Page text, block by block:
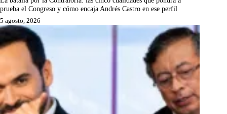
prueba el Congreso y cómo encaja Andrés Castro en ese perfil
5 agosto, 2026